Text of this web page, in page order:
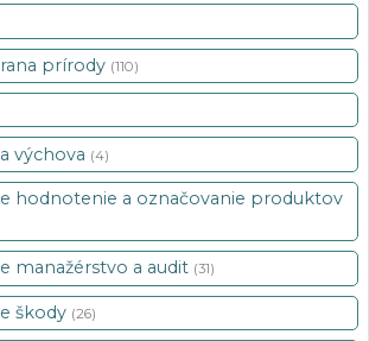
prírody (110)
výchova (4)
hodnotenie a označovanie produktov
manažérstvo a audit (31)
škody (26)